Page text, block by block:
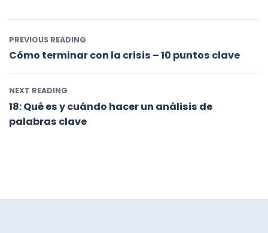
PREVIOUS READING
Cómo terminar con la crisis – 10 puntos clave
NEXT READING
18: Qué es y cuándo hacer un análisis de
palabras clave